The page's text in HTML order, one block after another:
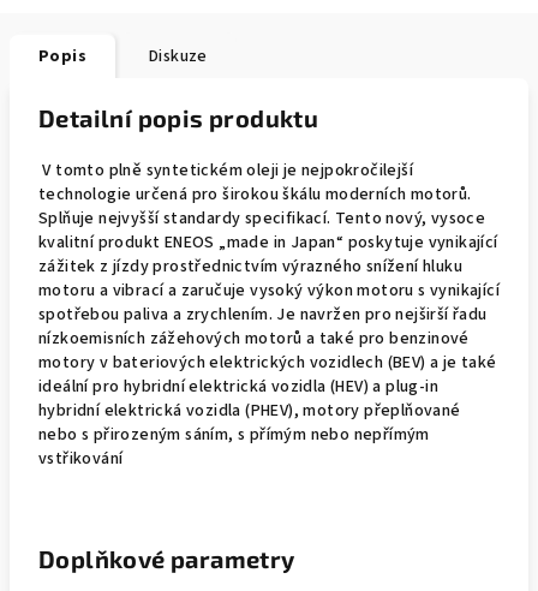
Popis Diskuze
Detailní popis produktu
V tomto plně syntetickém oleji je nejpokročilejší
technologie určená pro širokou škálu moderních motorů.
Splňuje nejvyšší standardy specifikací. Tento nový, vysoce
kvalitní produkt ENEOS „made in Japan“ poskytuje vynikající
zážitek z jízdy prostřednictvím výrazného snížení hluku
motoru a vibrací a zaručuje vysoký výkon motoru s vynikající
spotřebou paliva a zrychlením. Je navržen pro nejširší řadu
nízkoemisních zážehových motorů a také pro benzinové
motory v bateriových elektrických vozidlech (BEV) a je také
ideální pro hybridní elektrická vozidla (HEV) a plug-in
hybridní elektrická vozidla (PHEV), motory přeplňované
nebo s přirozeným sáním, s přímým nebo nepřímým
vstřikování
Doplňkové parametry